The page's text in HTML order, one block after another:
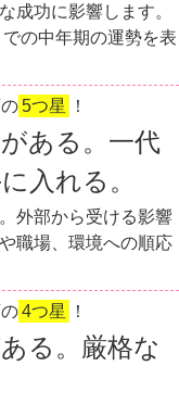
成功に影響します。
の中年期の運勢を表
5つ星 ！
ある。一代
入れる。
外部から受ける影響
職場、環境への順応
4つ星 ！
る。厳格な